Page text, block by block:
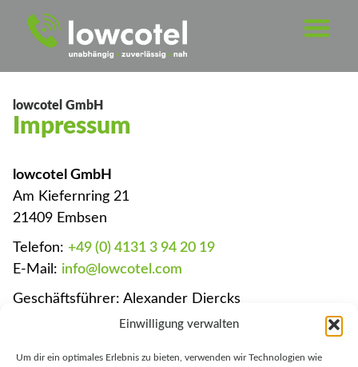
Einwilligung verwalten
Um dir ein optimales Erlebnis zu bieten, verwenden wir Technologien wie
lowcotel GmbH
Impressum
lowcotel GmbH
Am Kiefernring 21
21409 Embsen
Telefon: +49 (0) 4131 3 94 20 19
E-Mail: info@lowcotel.com
Geschäftsführer: Alexander Diercks
HRB 203541 Amtsgericht Lüneburg
USt-IdNr. DE281043600